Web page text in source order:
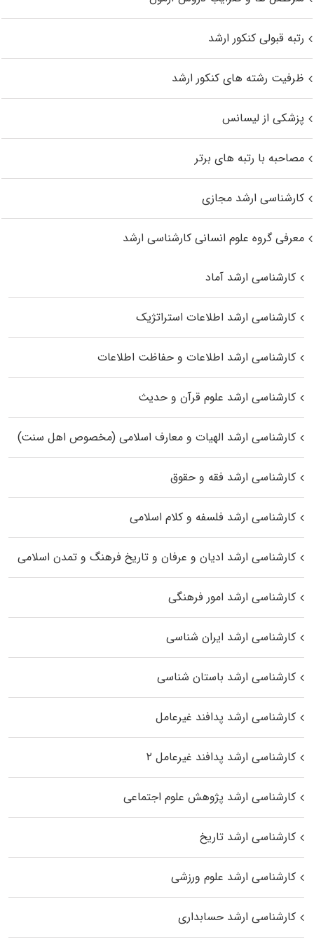
رتبه قبولی کنکور ارشد
ظرفیت رشته های کنکور ارشد
پزشکی از لیسانس
مصاحبه با رتبه های برتر
کارشناسی ارشد مجازی
معرفی گروه علوم انسانی کارشناسی ارشد
کارشناسی ارشد آماد
کارشناسی ارشد اطلاعات استراتژیک
کارشناسی ارشد اطلاعات و حفاظت اطلاعات
کارشناسی ارشد علوم قرآن و حدیث
کارشناسی ارشد الهیات و معارف اسلامی (مخصوص اهل سنت)
کارشناسی ارشد فقه و حقوق
کارشناسی ارشد فلسفه و کلام اسلامی
کارشناسی ارشد ادیان و عرفان و تاریخ فرهنگ و تمدن اسلامی
کارشناسی ارشد امور فرهنگی
کارشناسی ارشد ایران شناسی
کارشناسی ارشد باستان شناسی
کارشناسی ارشد پدافند غیرعامل
کارشناسی ارشد پدافند غیرعامل ۲
کارشناسی ارشد پژوهش علوم اجتماعی
کارشناسی ارشد تاریخ
کارشناسی ارشد علوم ورزشی
کارشناسی ارشد حسابداری